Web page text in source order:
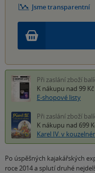
Jsme transparentní
Při zaslání zboží
K nákupu nad 99 Kč
E-shopové listy
Při zaslání zboží
K nákupu nad 699
Karel IV. v
Po úspěšných kajakářských
roce 2014 a splutí druhé